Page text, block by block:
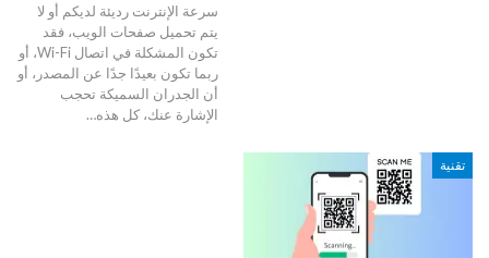
سرعة الإنترنت رديئة لديكم أو لا
يتم تحميل صفحات الويب، فقد
تكون المشكلة في اتصال Wi-Fi، أو
ربما تكون بعيدًا جدًا عن المصدر، أو
أن الجدران السميكة تحجب
الإشارة عنك، كل هذه…
تقنية